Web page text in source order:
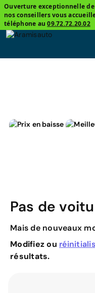
Ouverture exceptionnelle de
nos conseillers vous
téléphone au09.72.72.20.02
Pas de
Mais de nouveaux
Modifiez ou
résultats.